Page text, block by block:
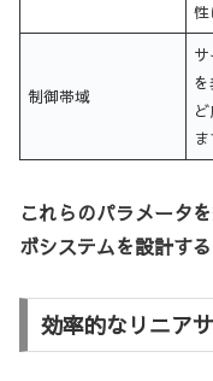
性
制御帯域
ま
これらのパラメータ
ボシステムを設計す
効率的なリニア